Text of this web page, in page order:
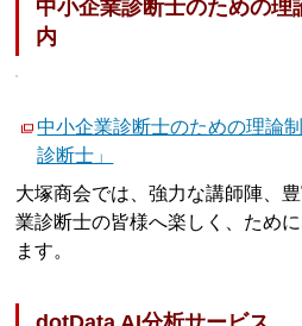
中小企業診断士のための理
内
中小企業診断士のための理論
診断士」
大塚商会では、強力な講師陣、
業診断士の皆様へ楽しく、ため
ます。